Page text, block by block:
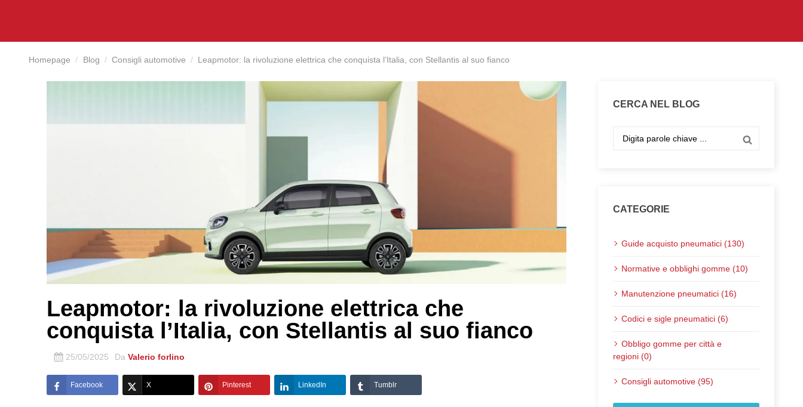
Homepage Blog Consigli automotive Leapmotor: la rivoluzione elettrica che conquista l’Italia, con Stellantis al suo fianco
Leapmotor: la rivoluzione elettrica che
conquista l’Italia, con Stellantis al suo fianco
25/05/2025 Da Valerio forlino
Facebook X Pinterest LinkedIn Tumblr
CERCA NEL BLOG
CATEGORIE
Guide acquisto pneumatici (130)
Normative e obblighi gomme (10)
Manutenzione pneumatici (16)
Codici e sigle pneumatici (6)
Obbligo gomme per città e
regioni (0)
Consigli automotive (95)